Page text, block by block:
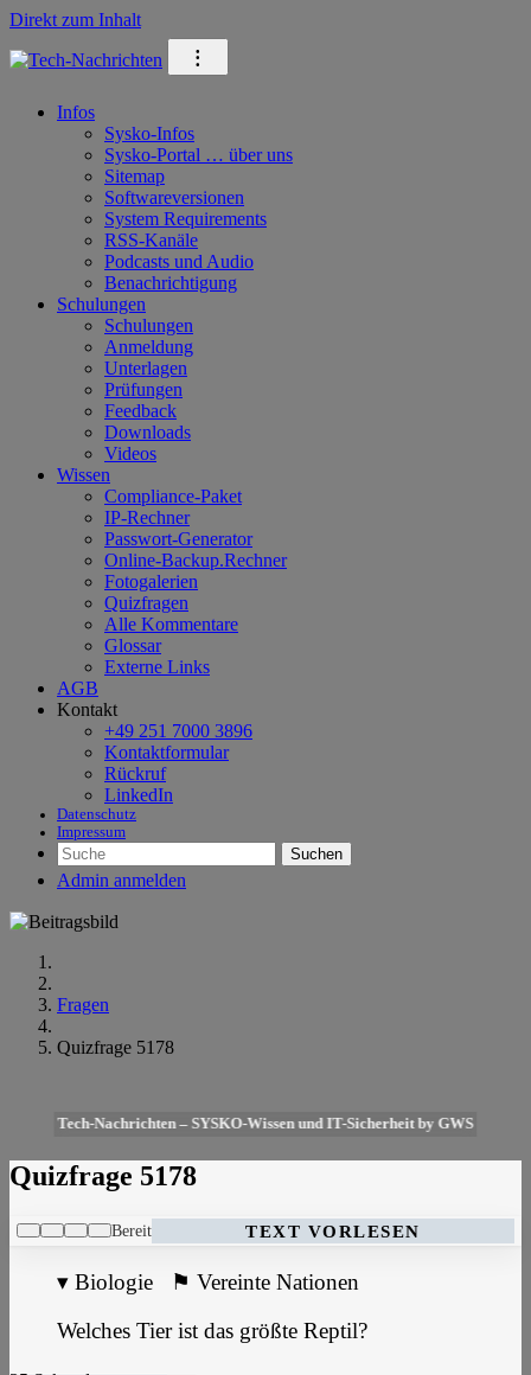
Direkt zum Inhalt
⁝
Infos
Sysko-Infos
Sysko-Portal … über uns
Sitemap
Softwareversionen
System Requirements
RSS-Kanäle
Podcasts und Audio
Benachrichtigung
Schulungen
Schulungen
Anmeldung
Unterlagen
Prüfungen
Feedback
Downloads
Videos
Wissen
Compliance-Paket
IP-Rechner
Passwort-Generator
Online-Backup.Rechner
Fotogalerien
Quizfragen
Alle Kommentare
Glossar
Externe Links
AGB
Kontakt
+49 251 7000 3896
Kontaktformular
Rückruf
LinkedIn
Datenschutz
Impressum
Suchen
Admin anmelden
Fragen
Quizfrage 5178
Tech-Nachrichten – SYSKO-Wissen und IT-Sicherheit by GWS
Quizfrage 5178
Bereit TEXT VORLESEN
▾ Biologie ⚑ Vereinte Nationen
Welches Tier ist das größte Reptil?